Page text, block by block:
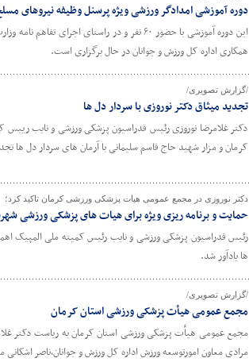
دوره آموزشی امدادگر ورزشی ویژه پرسنل وظیفه نیروهای
این دوره آموزشی با حضور ۶۰ نفر و در
همکاری اداره کل ورزش و جوانان در حال برگزاری است.
/گزارش تصویری/
تجدید میثاق دکتر نوروزی با سردار دل ها
دکتر غلامرضا نوروزی رئیس فدراسیون پزشکی ورزشی و نایب
کرمان و مزار شهید حاج قاسم سلیمانی با آرمان های سردار دل ها
دکتر نوروزی در مجمع عمومی هیات پزشکی ورزشی کرمان تاکید کرد؛
حمایت و برنامه ریزی ویژه برای هیات های پزشکی ورزشی
رئیس فدراسیون پزشکی ورزشی و نایب رئیس کمیته ملی المپیک
ها یادآور شد.
/گزارش تصویری/
مجمع عمومی هیأت پزشکی ورزشی استان کرمان
مجمع عمومی هیأت پزشکی ورزشی استان کرمان به ریاست دکتر
مرادی معاون امورتوسعه ورزش اداره کل ورزش و جوانان،ناصر اشکانی مسئول